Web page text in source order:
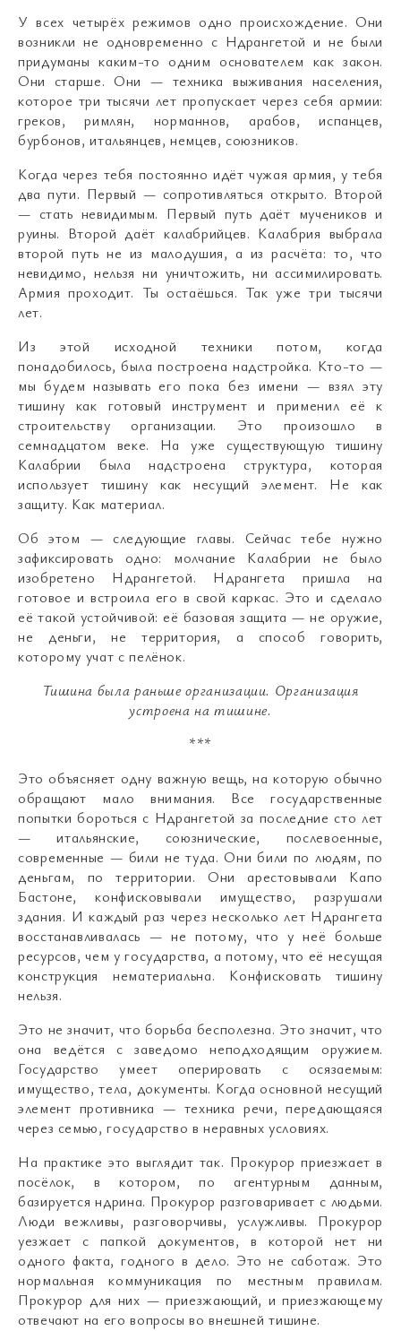
У всех четырёх режимов одно происхождение. Они
возникли не одновременно с Ндрангетой и не были
придуманы каким-то одним основателем как закон.
Они старше. Они — техника выживания населения,
которое три тысячи лет пропускает через себя армии:
греков, римлян, норманнов, арабов, испанцев,
бурбонов, итальянцев, немцев, союзников.
Когда через тебя постоянно идёт чужая армия, у тебя
два пути. Первый — сопротивляться открыто. Второй
— стать невидимым. Первый путь даёт мучеников и
руины. Второй даёт калабрийцев. Калабрия выбрала
второй путь не из малодушия, а из расчёта: то, что
невидимо, нельзя ни уничтожить, ни ассимилировать.
Армия проходит. Ты остаёшься. Так уже три тысячи
лет.
Из этой исходной техники потом, когда
понадобилось, была построена надстройка. Кто-то —
мы будем называть его пока без имени — взял эту
тишину как готовый инструмент и применил её к
строительству организации. Это произошло в
семнадцатом веке. На уже существующую тишину
Калабрии была надстроена структура, которая
использует тишину как несущий элемент. Не как
защиту. Как материал.
Об этом — следующие главы. Сейчас тебе нужно
зафиксировать одно: молчание Калабрии не было
изобретено Ндрангетой. Ндрангета пришла на
готовое и встроила его в свой каркас. Это и сделало
её такой устойчивой: её базовая защита — не оружие,
не деньги, не территория, а способ говорить,
которому учат с пелёнок.
Тишина была раньше организации. Организация
устроена на тишине.
***
Это объясняет одну важную вещь, на которую обычно
обращают мало внимания. Все государственные
попытки бороться с Ндрангетой за последние сто лет
— итальянские, союзнические, послевоенные,
современные — били не туда. Они били по людям, по
деньгам, по территории. Они арестовывали Капо
Бастоне, конфисковывали имущество, разрушали
здания. И каждый раз через несколько лет Ндрангета
восстанавливалась — не потому, что у неё больше
ресурсов, чем у государства, а потому, что её несущая
конструкция нематериальна. Конфисковать тишину
нельзя.
Это не значит, что борьба бесполезна. Это значит, что
она ведётся с заведомо неподходящим оружием.
Государство умеет оперировать с осязаемым:
имущество, тела, документы. Когда основной несущий
элемент противника — техника речи, передающаяся
через семью, государство в неравных условиях.
На практике это выглядит так. Прокурор приезжает в
посёлок, в котором, по агентурным данным,
базируется ндрина. Прокурор разговаривает с людьми.
Люди вежливы, разговорчивы, услужливы. Прокурор
уезжает с папкой документов, в которой нет ни
одного факта, годного в дело. Это не саботаж. Это
нормальная коммуникация по местным правилам.
Прокурор для них — приезжающий, и приезжающему
отвечают на его вопросы во внешней тишине.